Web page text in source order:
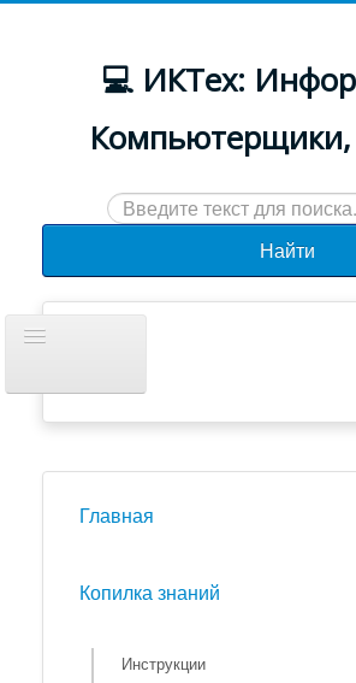
💻 ИКТех:
Компьютерщики,
Искать...
Найти
навигацию
Новости
Главная
Копилка знаний
Инструкции